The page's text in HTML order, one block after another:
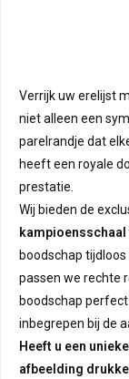
Verrijk uw erelijst
niet alleen een
parelrandje dat
heeft een royale
prestatie.
Wij bieden de
kampioensschaal
boodschap
passen we rechte
boodschap
inbegrepen bij de
Heeft u een
afbeelding